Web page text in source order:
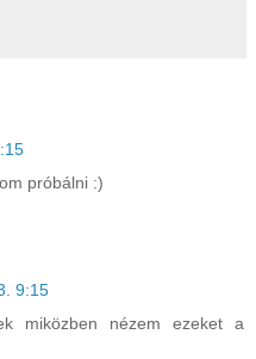
próbálni :)
9:15
miközben nézem ezeket a